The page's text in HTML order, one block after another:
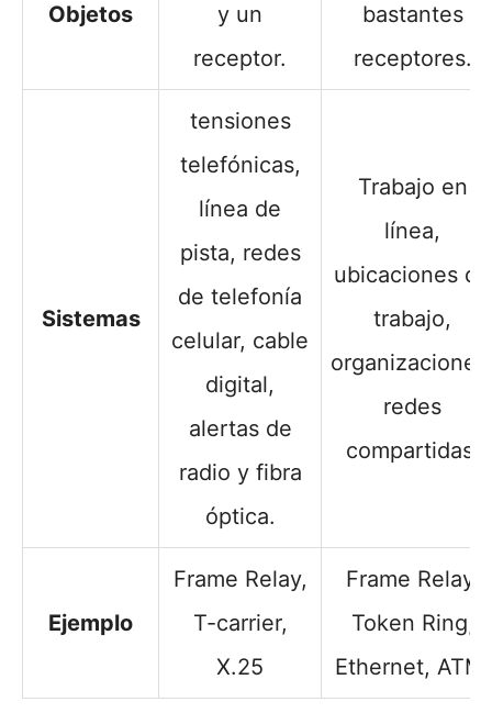
Objetos
y un
receptor.
bastantes
receptores.
Sistemas
tensiones
telefónicas,
línea de
pista, redes
de telefonía
celular, cable
digital,
alertas de
radio y fibra
óptica.
Trabajo en
línea,
ubicaciones de
trabajo,
redes
compartidas.
Ejemplo
Frame Relay,
T-carrier,
X.25
Frame Relay,
Token Ring,
Ethernet, ATM.